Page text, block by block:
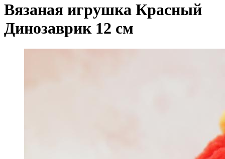
Вязаная игрушка Красный
Динозаврик 12 см